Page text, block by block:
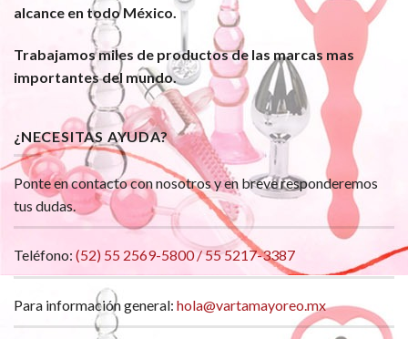
alcance en todo México.
Trabajamos miles de productos de las marcas mas
importantes del mundo.
¿NECESITAS AYUDA?
Ponte en contacto con nosotros y en breve responderemos
tus dudas.
Teléfono: (52) 55 2569-5800 / 55 5217-3387
Para información general: hola@vartamayoreo.mx